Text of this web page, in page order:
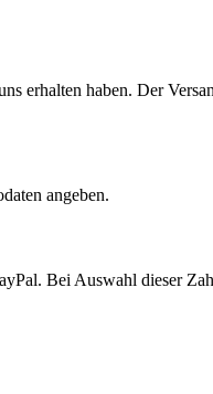
erhalten haben. Der
angeben.
Bei Auswahl dieser